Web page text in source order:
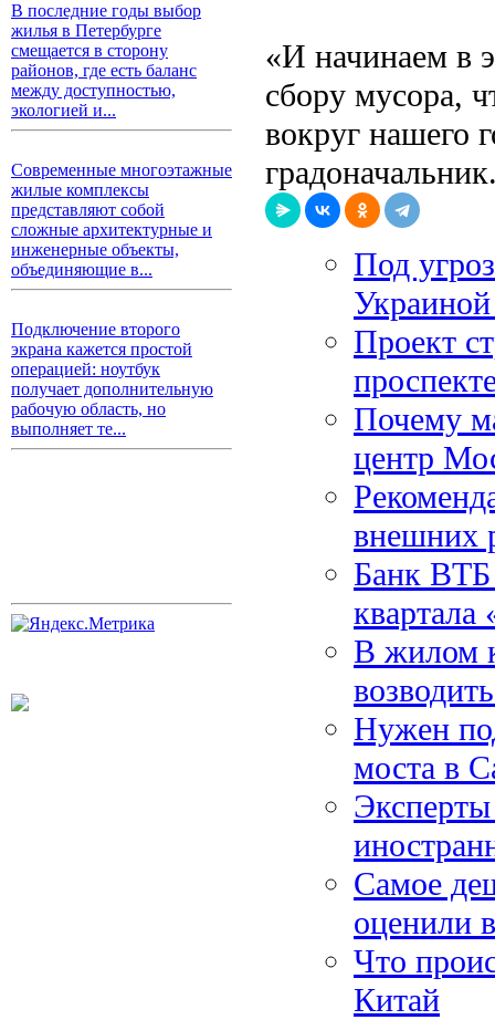
В последние годы выбор
жилья в Петербурге
смещается в сторону
районов, где есть баланс
между доступностью,
экологией и...
Современные многоэтажные
жилые комплексы
представляют собой
сложные архитектурные и
инженерные объекты,
объединяющие в...
Подключение второго
экрана кажется простой
операцией: ноутбук
получает дополнительную
рабочую область, но
выполняет те...
«И начинаем в
сбору мусора,
вокруг нашего
Под
Проект
Почему
центр
внешних
Банк ВТБ
квартала
В жилом
Нужен
моста в
Самое
оценили
Что
Китай